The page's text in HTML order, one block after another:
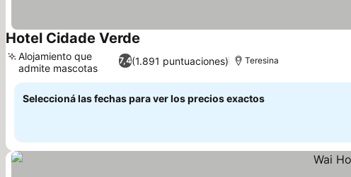
Hotel Cidade Verde
7,4(1.891 puntuaciones)
Alojamiento que
admite mascotas
Teresina
Seleccioná las fechas para ver los precios exactos